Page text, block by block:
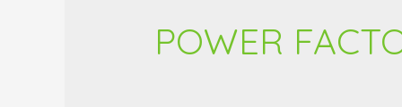
POWER